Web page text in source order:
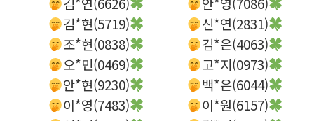
김*현(5719)
신*연(2831)
조*현(0838)
김*은(4063)
오*민(0469)
고*지(0973)
안*현(9230)
백*은(6044)
이*영(7483)
이*원(6157)